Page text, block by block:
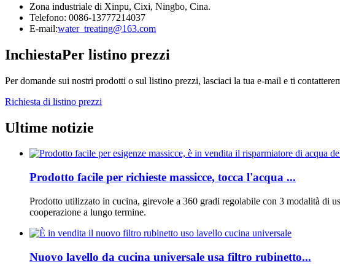
Zona industriale di Xinpu, Cixi, Ningbo, Cina.
Telefono: 0086-13777214037
E-mail:water_treating@163.com
InchiestaPer listino prezzi
Per domande sui nostri prodotti o sul listino prezzi, lasciaci la tua e-mail e ti
Richiesta di listino prezzi
Ultime notizie
Prodotto facile per richieste massicce, tocca l'acqua ...
Prodotto utilizzato in cucina, girevole a 360 gradi regolabile con 3 modalità di
cooperazione a lungo termine.
Nuovo lavello da cucina universale usa filtro rubinetto...